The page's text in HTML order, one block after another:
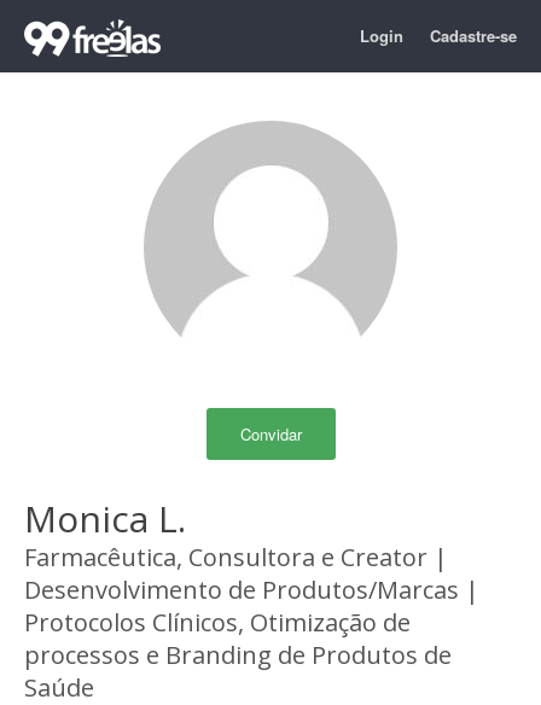
Login Cadastre-se
Convidar
Monica L.
Farmacêutica, Consultora e Creator |
Desenvolvimento de Produtos/Marcas |
Protocolos Clínicos, Otimização de
processos e Branding de Produtos de
Saúde